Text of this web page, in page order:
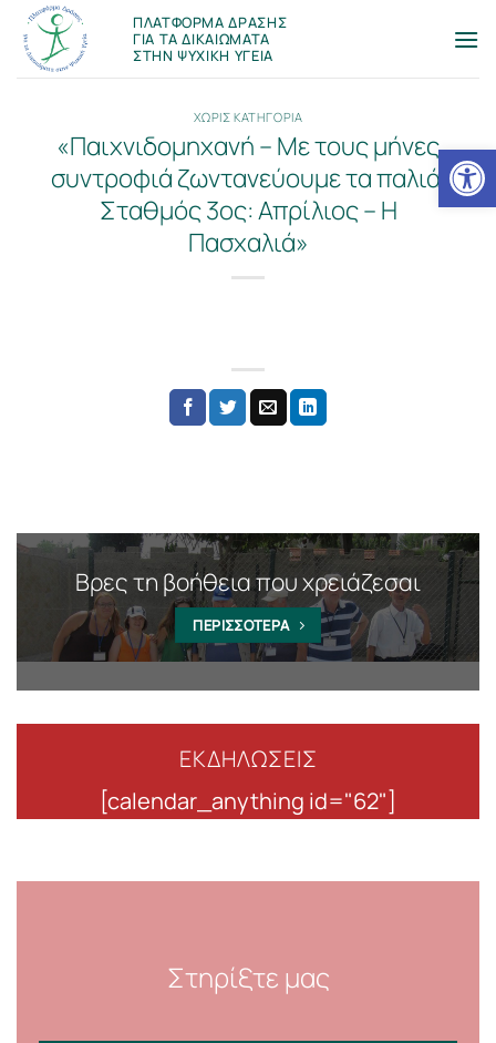
Μετάβαση
στο
περιεχόμενο
ΠΛΑΤΦΟΡΜΑ ΔΡΑΣΗΣ
ΓΙΑ ΤΑ ΔΙΚΑΙΩΜΑΤΑ
ΣΤΗΝ ΨΥΧΙΚΗ ΥΓΕΙΑ
ΧΩΡΙΣ ΚΑΤΗΓΟΡΙΑ
«Παιχνιδομηχανή – Με τους μήνες
συντροφιά ζωντανεύουμε τα παλιά.
Σταθμός 3ος: Απρίλιος – Η
Πασχαλιά»
Βρες τη βοήθεια που χρειάζεσαι
ΠΕΡΙΣΣΟΤΕΡΑ
ΕΚΔΗΛΩΣΕΙΣ
[calendar_anything id="62"]
Στηρίξτε μας